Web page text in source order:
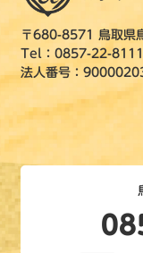
〒680-8571 鳥取県
Tel：0857-22-8111
法人番号：